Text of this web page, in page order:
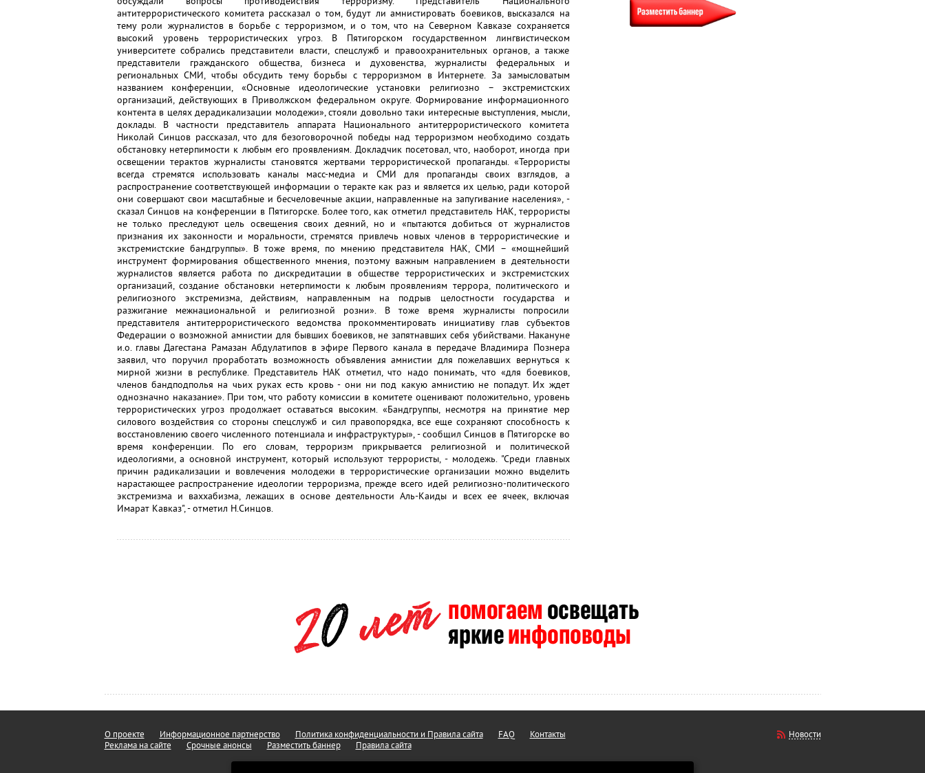
антитеррористического комитета рассказал о том, будут ли амнистировать боевиков, высказался на
тему роли журналистов в борьбе с терроризмом, и о том, что на Северном Кавказе сохраняется
высокий уровень террористических угроз. В Пятигорском государственном лингвистическом
университете собрались представители власти, спецслужб и правоохранительных органов, а также
представители гражданского общества, бизнеса и духовенства, журналисты федеральных и
региональных СМИ, чтобы обсудить тему борьбы с терроризмом в Интернете. За замысловатым
названием конференции, «Основные идеологические установки религиозно – экстремистских
организаций, действующих в Приволжском федеральном округе. Формирование информационного
контента в целях дерадикализации молодежи», стояли довольно таки интересные выступления, мысли,
доклады. В частности представитель аппарата Национального антитеррористического комитета
Николай Синцов рассказал, что для безоговорочной победы над терроризмом необходимо создать
обстановку нетерпимости к любым его проявлениям. Докладчик посетовал, что, наоборот, иногда при
освещении терактов журналисты становятся жертвами террористической пропаганды. «Террористы
всегда стремятся использовать каналы масс-медиа и СМИ для пропаганды своих взглядов, а
распространение соответствующей информации о теракте как раз и является их целью, ради которой
они совершают свои масштабные и бесчеловечные акции, направленные на запугивание населения», -
сказал Синцов на конференции в Пятигорске. Более того, как отметил представитель НАК, террористы
не только преследуют цель освещения своих деяний, но и «пытаются добиться от журналистов
признания их законности и моральности, стремятся привлечь новых членов в террористические и
экстремистские бандгруппы». В тоже время, по мнению представителя НАК, СМИ – «мощнейший
инструмент формирования общественного мнения, поэтому важным направлением в деятельности
журналистов является работа по дискредитации в обществе террористических и экстремистских
организаций, создание обстановки нетерпимости к любым проявлениям террора, политического и
религиозного экстремизма, действиям, направленным на подрыв целостности государства и
разжигание межнациональной и религиозной розни». В тоже время журналисты попросили
представителя антитеррористического ведомства прокомментировать инициативу глав субъектов
Федерации о возможной амнистии для бывших боевиков, не запятнавших себя убийствами. Накануне
и.о. главы Дагестана Рамазан Абдулатипов в эфире Первого канала в передаче Владимира Познера
заявил, что поручил проработать возможность объявления амнистии для пожелавших вернуться к
мирной жизни в республике. Представитель НАК отметил, что надо понимать, что «для боевиков,
членов бандподполья на чьих руках есть кровь - они ни под какую амнистию не попадут. Их ждет
однозначно наказание». При том, что работу комиссии в комитете оценивают положительно, уровень
террористических угроз продолжает оставаться высоким. «Бандгруппы, несмотря на принятие мер
силового воздействия со стороны спецслужб и сил правопорядка, все еще сохраняют способность к
восстановлению своего численного потенциала и инфраструктуры», - сообщил Синцов в Пятигорске во
время конференции. По его словам, терроризм прикрывается религиозной и политической
идеологиями, а основной инструмент, который используют террористы, - молодежь. "Среди главных
причин радикализации и вовлечения молодежи в террористические организации можно выделить
нарастающее распространение идеологии терроризма, прежде всего идей религиозно-политического
экстремизма и ваххабизма, лежащих в основе деятельности Аль-Каиды и всех ее ячеек, включая
Имарат Кавказ", - отметил Н.Синцов.
О проекте Информационное партнерство Политика конфиденциальности и Правила сайта FAQ
Контакты
Реклама на сайте
Срочные анонсы Разместить баннер Правила сайта
Новости